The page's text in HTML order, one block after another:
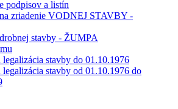
podpisov a listín
zriadenie VODNEJ STAVBY -
stavby - ŽUMPA
legalizácia stavby do 01.10.1976
legalizácia stavby od 01.10.1976 do